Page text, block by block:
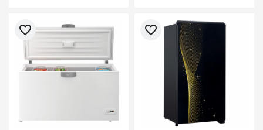
favorite_border favorite_border